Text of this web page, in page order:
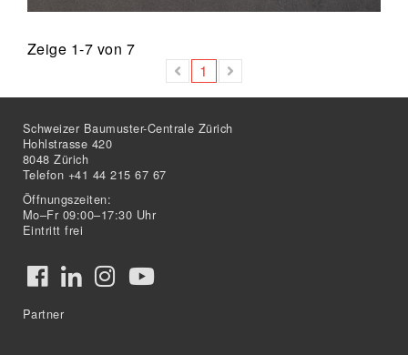
Zeige 1-7 von 7
1
Schweizer Baumuster-Centrale Zürich
Hohlstrasse 420
8048 Zürich
Telefon +41 44 215 67 67
Öffnungszeiten:
Mo–Fr 09:00–17:30 Uhr
Eintritt frei
Partner